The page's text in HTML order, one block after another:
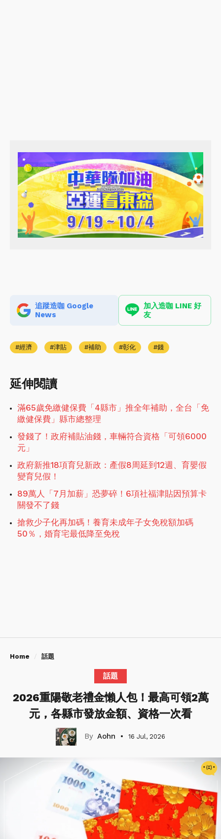
追蹤造咖 Google
News
加入造咖 LINE 好
友
經濟 津貼 補助 彰化 錢
延伸閱讀
滿65歲免繳健保費「4縣市」推全年補助，全台「免
繳健保費」縣市總整理
發錢了！政府補貼油錢，車輛符合資格「可領6000
元」
政府新推18項育兒新政：產假8周延到12週、育嬰假
變育兒假！
89萬人「7月加薪」恐夢碎！6項社福津貼因預算卡
關發不了錢
搶救少子化再加碼！養育未成年子女免稅額加碼
50％，婚育宅最低降至免稅
Home 話題
話題
2026重陽敬老禮金懶人包！最高可領2萬
元，各縣市發放金額、資格一次看
Aohn 16 Jul, 2026